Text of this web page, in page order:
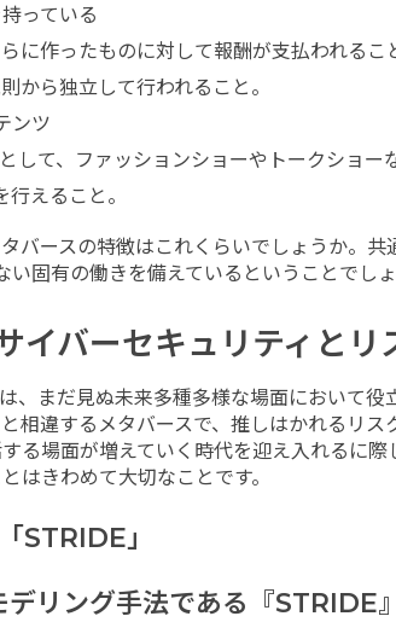
っている
に作ったものに対して報酬が支払われるこ
から独立して行われること。
ンツ
して、ファッションショーやトークショー
えること。
バースの特徴はこれくらいでしょうか。共
固有の働きを備えているということでし
イバーセキュリティとリ
、まだ見ぬ未来多種多様な場面において役
相違するメタバースで、推しはかれるリス
る場面が増えていく時代を迎え入れるに際
はきわめて大切なことです。
STRIDE」
リング手法である『STRIDE